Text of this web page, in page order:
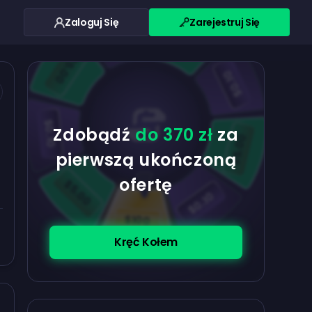
Zaloguj Się Zarejestruj Się
Zdobądź do 370 zł za
pierwszą ukończoną
ofertę
Kręć Kołem
$100
$5.00
$0.10
$5.00
$0.10 $5.00
$5.00